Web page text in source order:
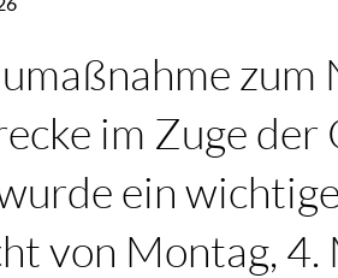
im Zuge
ein
von Montag,